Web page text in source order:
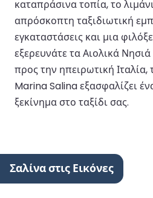
καταπράσινα τοπία, το
απρόσκοπτη ταξιδιωτική
εγκαταστάσεις και μια
εξερευνάτε τα Αιολικά
προς την ηπειρωτική Ιταλία,
Marina Salina εξασφαλίζει
ξεκίνημα στο ταξίδι σας.
Σαλίνα στις Εικόνες